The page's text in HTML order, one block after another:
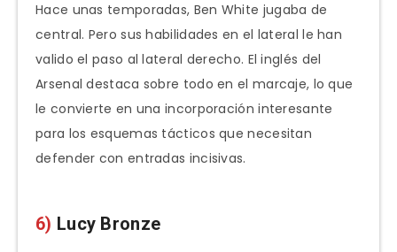
Hace unas temporadas, Ben White jugaba de
central. Pero sus habilidades en el lateral le han
valido el paso al lateral derecho. El inglés del
Arsenal destaca sobre todo en el marcaje, lo que
le convierte en una incorporación interesante
para los esquemas tácticos que necesitan
defender con entradas incisivas.
6) Lucy Bronze